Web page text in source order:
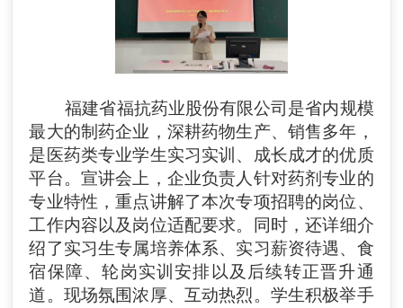
福建省福抗药业股份有限公司是省内规模
最大的制药企业 ，深耕药物生产、销售多年，
是医药类专业学生实习实训、成长成才的优质
平台。宣讲会上，企业负责人针对药剂专业的
专业特性，重点讲解了本次专项招聘的岗位、
工作内容以及岗位适配要求。 同时，还详细介
绍了实习生专属培养体系、实习薪资待遇、食
宿保障、轮岗实训安排以及后续转正晋升通
道。 现场氛围浓厚、互动热烈。 学生积极举手